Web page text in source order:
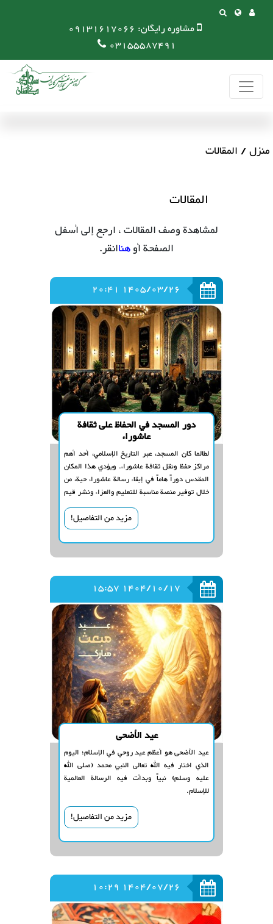
مشاوره رایگان: 09131617066
03155587491
منزل المقالات
المقالات
لمشاهدة وصف المقالات ، ارجع إلى أسفل
الصفحة أوهناانقر.
1405/03/26 20:41
دور المسجد في الحفاظ على ثقافة
عاشوراء
لطالما كان المسجد، عبر التاريخ الإسلامي، أحد أهم
مراكز حفظ ونقل ثقافة عاشوراء. ويؤدي هذا المكان
المقدس دوراً هاماً في إبقاء رسالة عاشوراء حية، من
خلال توفير منصة مناسبة للتعليم والعزاء ونشر قيم
مزيد من التفاصيل!
1404/10/17 15:57
عيد الأضحى
عيد الأضحى هو أعظم عيد روحي في الإسلام؛ اليوم
الذي اختار فيه الله تعالى النبي محمد (صلى الله
عليه وسلم) نبياً وبدأت فيه الرسالة العالمية
للإسلام.
مزيد من التفاصيل!
1404/07/26 10:29